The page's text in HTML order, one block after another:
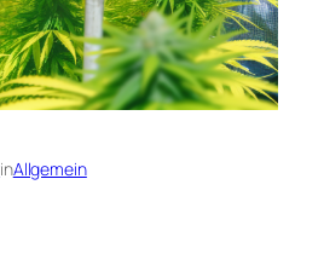
inAllgemein